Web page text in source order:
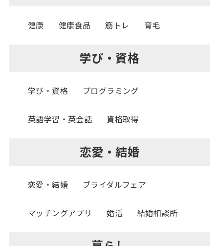
健康 健康食品 筋トレ 育毛
学び・資格
学び・資格 プログラミング
英語学習・英会話 資格取得
恋愛・結婚
恋愛・結婚 ブライダルフェア
マッチングアプリ 婚活 結婚相談所